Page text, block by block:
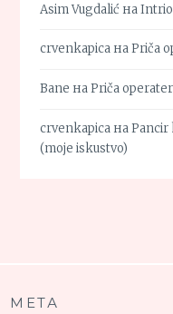
Asim Vugdalić на
crvenkapica наPriča
Bane наPriča
crvenkapica наPancir
(moje iskustvo)
МЕТА